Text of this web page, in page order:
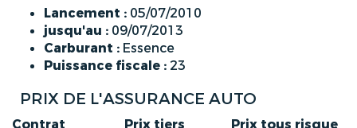
Lancement : 05/07/2010
jusqu'au : 09/07/2013
Carburant : Essence
Puissance fiscale : 23
PRIX DE L'ASSURANCE AUTO
Contrat Prix tiers Prix tous risque